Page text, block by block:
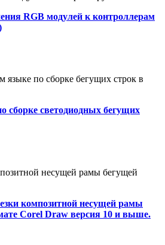
RGB модулей к контроллерам
языке по сборке бегущих строк в
сборке светодиодных бегущих
несущей рамы бегущей
композитной несущей рамы
Corel Draw версия 10 и выше.